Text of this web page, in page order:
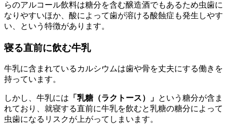
らのアルコール飲料は糖分を含む醸造酒でもあるため虫歯に
なりやすいほか、酸によって歯が溶ける酸蝕症も発生しやす
い、という特徴があります。
寝る直前に飲む牛乳
牛乳に含まれているカルシウムは歯や骨を丈夫にする働きを
持っています。
しかし、牛乳には 「乳糖（ラクトース）」 という糖分が含ま
れており、就寝する直前に牛乳を飲むと乳糖の糖分によって
虫歯になるリスクが上がってしまいます。